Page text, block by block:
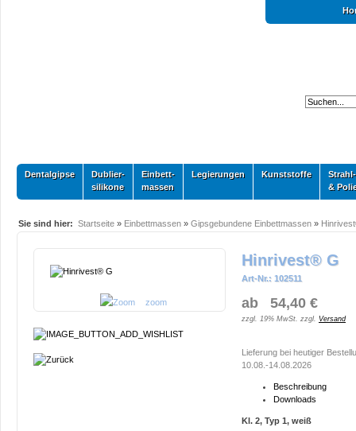
Dentalgipse
Dublier-
silikone
Einbett-
massen
Legierungen Kunststoffe
Strahl-
&
Sie sind hier: Startseite » Einbettmassen » Gipsgebundene Einbettmassen »
zoom
Hinrivest® G
Art-Nr.: 102511
ab 54,40 €
zzgl. 19% MwSt. zzgl. Versand
Lieferung bei heutiger
10.08.-14.08.2026
Beschreibung
Downloads
Kl. 2, Typ 1, weiß